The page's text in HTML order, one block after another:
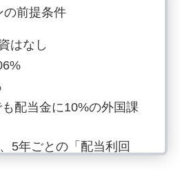
の前提条件
はなし
配当金に10%の外国課
5年ごとの「配当利回